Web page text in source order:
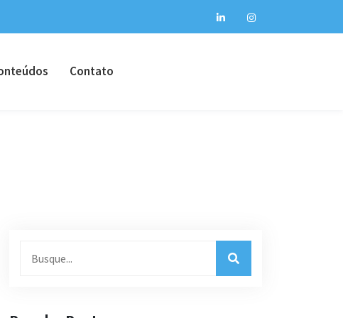
Contato